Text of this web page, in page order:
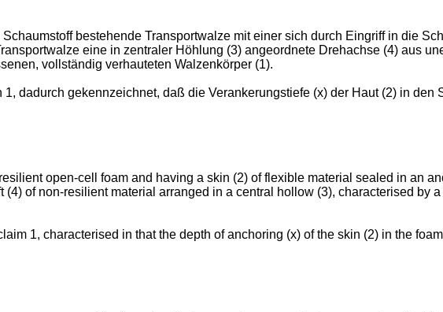
bestehende Transportwalze mit einer sich durch Eingriff in die
eine in zentraler Höhlung (3) angeordnete Drehachse (4) aus
vollständig verhauteten Walzenkörper (1).
dadurch gekennzeichnet, daß die Verankerungstiefe (x) der Haut (2) in
open-cell foam and having a skin (2) of flexible material sealed in an
(4) of non-resilient material arranged in a central hollow (3), characterised by
1, characterised in that the depth of anchoring (x) of the skin (2) in the